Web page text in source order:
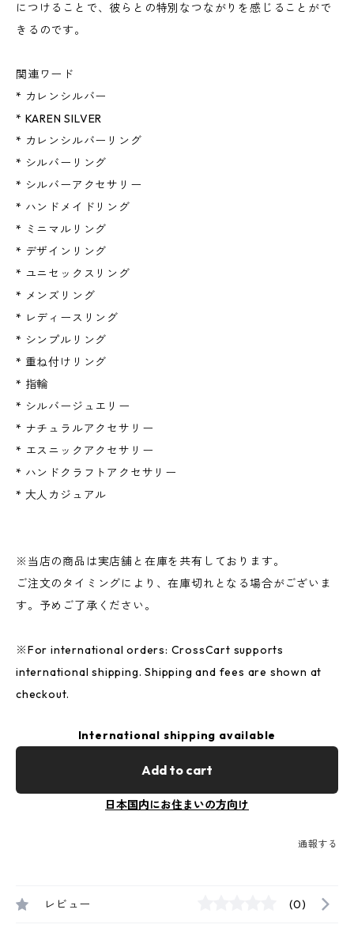
につけることで、彼らとの特別なつながりを感じることがで
きるのです。
関連ワード
* カレンシルバー
* KAREN SILVER
* カレンシルバーリング
* シルバーリング
* シルバーアクセサリー
* ハンドメイドリング
* ミニマルリング
* デザインリング
* ユニセックスリング
* メンズリング
* レディースリング
* シンプルリング
* 重ね付けリング
* 指輪
* シルバージュエリー
* ナチュラルアクセサリー
* エスニックアクセサリー
* ハンドクラフトアクセサリー
* 大人カジュアル
※当店の商品は実店舗と在庫を共有しております。
ご注文のタイミングにより、在庫切れとなる場合がございま
す。予めご了承ください。
※For international orders: CrossCart supports
international shipping. Shipping and fees are shown at
checkout.
International shipping available
Add to cart
日本国内にお住まいの方向け
通報する
レビュー (0)